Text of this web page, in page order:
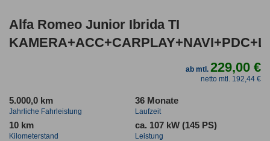
Alfa Romeo Junior Ibrida TI
ab mtl.229,00 €
netto mtl. 192,44 €
5.000,0 km
Jahrliche Fahrleistung
36 Monate
Laufzeit
10 km
Kilometerstand
ca. 107 kW (145 PS)
Leistung